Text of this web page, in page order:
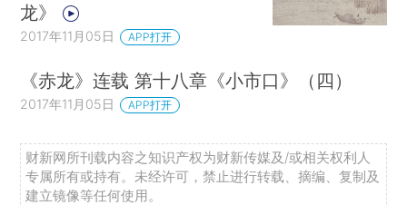
龙》
2017年11月05日 APP打开
《赤龙》连载 第十八章《小市口》（四）
2017年11月05日 APP打开
财新网所刊载内容之知识产权为财新传媒及/或相关权利人
专属所有或持有。未经许可，禁止进行转载、摘编、复制及
建立镜像等任何使用。